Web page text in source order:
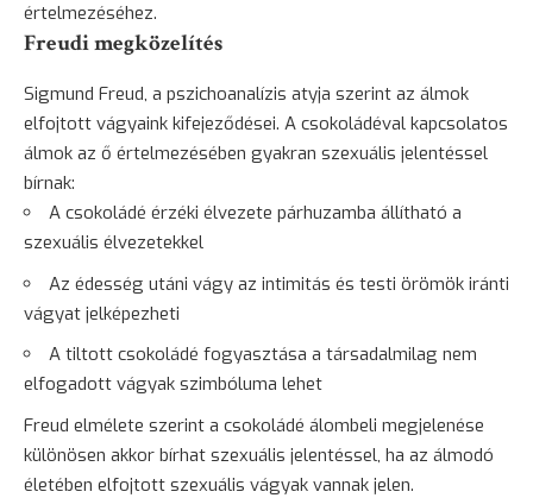
értelmezéséhez.
Freudi megközelítés
Sigmund Freud, a pszichoanalízis atyja szerint az álmok
elfojtott vágyaink kifejeződései. A csokoládéval kapcsolatos
álmok az ő értelmezésében gyakran szexuális jelentéssel
bírnak:
A csokoládé érzéki élvezete párhuzamba állítható a
szexuális élvezetekkel
Az édesség utáni vágy az intimitás és testi örömök iránti
vágyat jelképezheti
A tiltott csokoládé fogyasztása a társadalmilag nem
elfogadott vágyak szimbóluma lehet
Freud elmélete szerint a csokoládé álombeli megjelenése
különösen akkor bírhat szexuális jelentéssel, ha az álmodó
életében elfojtott szexuális vágyak vannak jelen.